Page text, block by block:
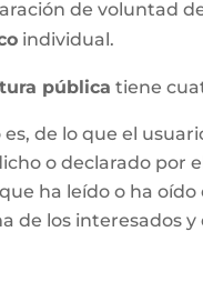
de voluntad
individual.
pública tiene
de lo que el
o declarado por
ha leído o ha
de los interesados